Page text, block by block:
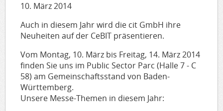
10. März 2014
Auch in diesem Jahr wird die cit GmbH ihre
Neuheiten auf der CeBIT präsentieren.
Vom Montag, 10. März bis Freitag, 14. März 2014
finden Sie uns im Public Sector Parc (Halle 7 - C
58) am Gemeinschaftsstand von Baden-
Württemberg.
Unsere Messe-Themen in diesem Jahr: